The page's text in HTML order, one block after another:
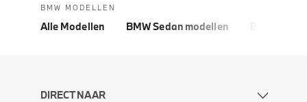
BMW MODELLEN
Alle Modellen BMW Sedan modellen
DIRECT NAAR